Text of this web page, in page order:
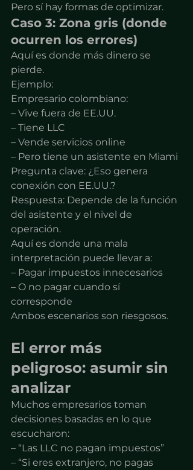
Pero sí hay formas de optimizar.
Caso 3: Zona gris (donde
ocurren los errores)
Aquí es donde más dinero se
pierde.
Ejemplo:
Empresario colombiano:
– Vive fuera de EE.UU.
– Tiene LLC
– Vende servicios online
– Pero tiene un asistente en Miami
Pregunta clave: ¿Eso genera
conexión con EE.UU.?
Respuesta: Depende de la función
del asistente y el nivel de
operación.
Aquí es donde una mala
interpretación puede llevar a:
– Pagar impuestos innecesarios
– O no pagar cuando sí
corresponde
Ambos escenarios son riesgosos.
El error más
peligroso: asumir sin
analizar
Muchos empresarios toman
decisiones basadas en lo que
escucharon:
– “Las LLC no pagan impuestos”
– “Si eres extranjero, no pagas